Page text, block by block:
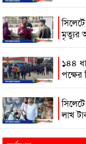
মৃত্যুর
১৪৪
পক্ষের
লাখ